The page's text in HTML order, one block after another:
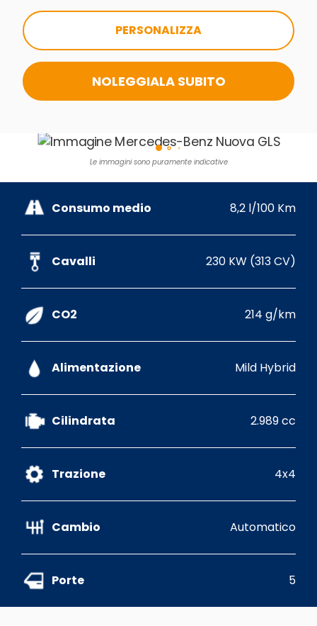
PERSONALIZZA
NOLEGGIALA SUBITO
Le immagini sono puramente indicative
Consumo medio 8,2 l/100 Km
Cavalli 230 KW (313 CV)
CO2 214 g/km
Alimentazione Mild Hybrid
Cilindrata 2.989 cc
Trazione 4x4
Cambio Automatico
Porte 5